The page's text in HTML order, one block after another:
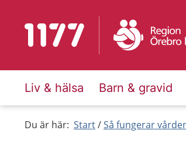
Till startsidan för 1177
Liv & hälsa Barn & gravid
Du är här: Start Så fungerar